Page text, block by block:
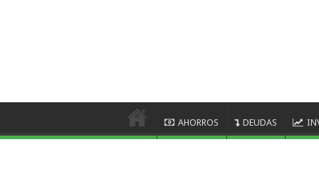
AHORROS DEUDAS